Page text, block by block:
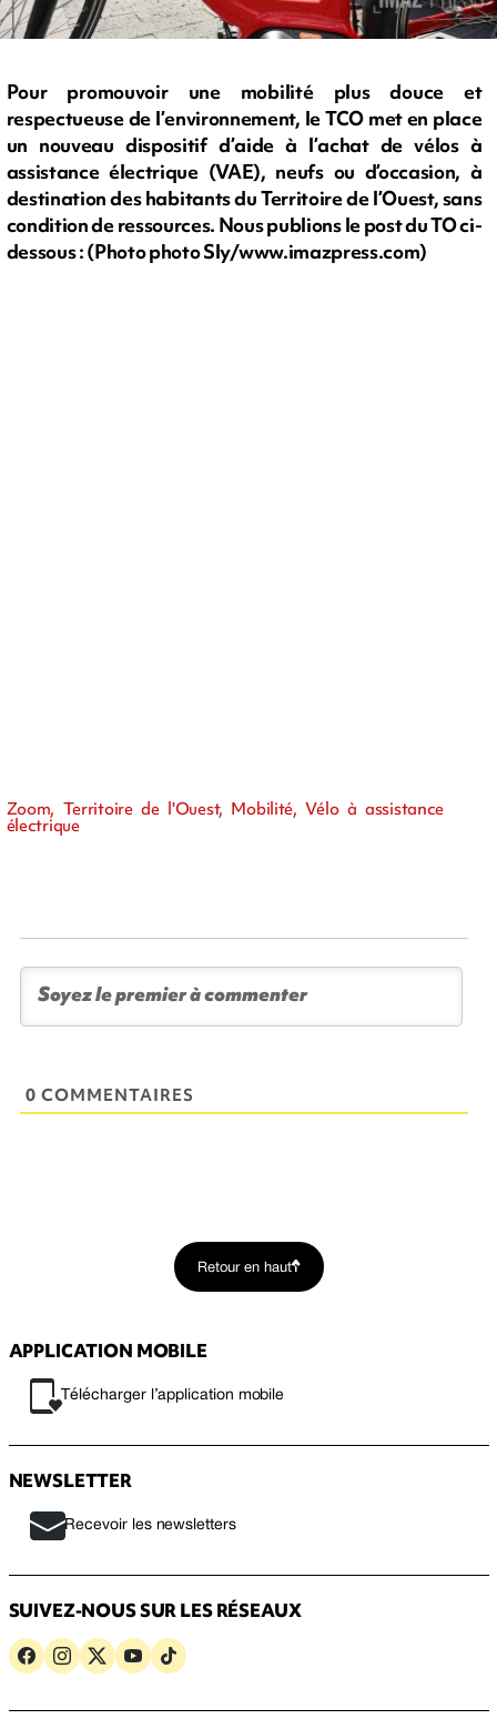
Pour promouvoir une mobilité plus douce et
respectueuse de l’environnement, le TCO met en place
un nouveau dispositif d’aide à l’achat de vélos à
assistance électrique (VAE), neufs ou d’occasion, à
destination des habitants du Territoire de l’Ouest, sans
condition de ressources. Nous publions le post du TO ci-
dessous : (Photo photo Sly/www.imazpress.com)
Zoom, Territoire de l'Ouest, Mobilité, Vélo à assistance
électrique
0 COMMENTAIRES
Retour en haut
APPLICATION MOBILE
Télécharger l’application mobile
NEWSLETTER
Recevoir les newsletters
SUIVEZ-NOUS SUR LES RÉSEAUX